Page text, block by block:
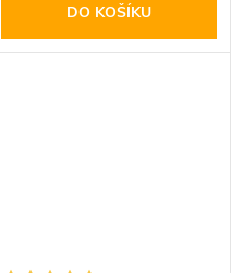
DO KOŠÍKU